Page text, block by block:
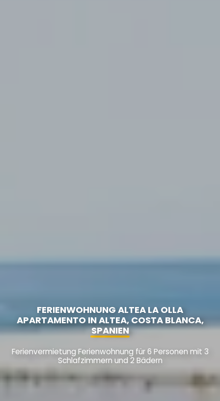
FERIENWOHNUNG ALTEA LA OLLA
APARTAMENTO IN ALTEA, COSTA BLANCA,
SPANIEN
Ferienvermietung Ferienwohnung für 6 Personen mit 3
Schlafzimmern und 2 Bädern